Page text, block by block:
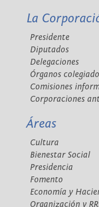
La
Presidente
Diputados
Delegaciones
Órganos
Comisiones
Corporaciones
Áreas
Cultura
Bienestar Social
Presidencia
Fomento
Economía y
Organización y